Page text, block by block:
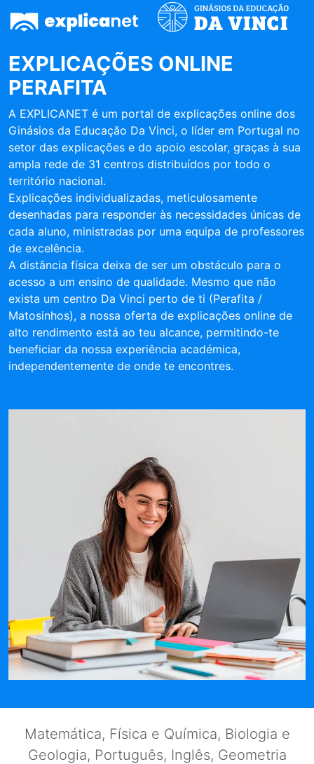
EXPLICAÇÕES ONLINE
PERAFITA
A EXPLICANET é um portal de explicações online dos
Ginásios da Educação Da Vinci, o líder em Portugal no
setor das explicações e do apoio escolar, graças à sua
ampla rede de 31 centros distribuídos por todo o
território nacional.
Explicações individualizadas, meticulosamente
desenhadas para responder às necessidades únicas de
cada aluno, ministradas por uma equipa de professores
de excelência.
A distância física deixa de ser um obstáculo para o
acesso a um ensino de qualidade. Mesmo que não
exista um centro Da Vinci perto de ti (Perafita /
Matosinhos), a nossa oferta de explicações online de
alto rendimento está ao teu alcance, permitindo-te
beneficiar da nossa experiência académica,
independentemente de onde te encontres.
Matemática, Física e Química, Biologia e
Geologia, Português, Inglês, Geometria